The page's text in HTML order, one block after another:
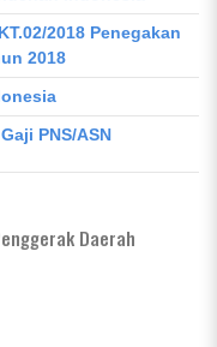
2018 Penegakan
2018
PNS/ASN
Daerah